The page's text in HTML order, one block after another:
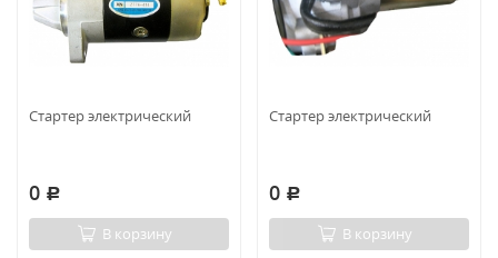
Стартер электрический
0 Р
В корзину
Стартер электрический
0 Р
В корзину